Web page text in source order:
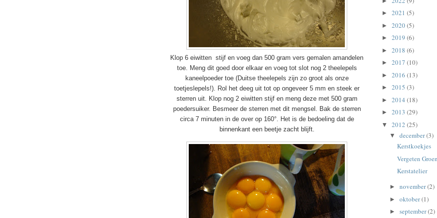
Klop 6 eiwitten stijf en voeg dan 500 gram vers gemalen amandelen
toe. Meng dit goed door elkaar en voeg tot slot nog 2 theelepels
kaneelpoeder toe (Duitse theelepels zijn zo groot als onze
toetjeslepels!). Rol het deeg uit tot op ongeveer 5 mm en steek er
sterren uit. Klop nog 2 eiwitten stijf en meng deze met 500 gram
poedersuiker. Besmeer de sterren met dit mengsel. Bak de sterren
circa 7 minuten in de over op 160°. Het is de bedoeling dat de
binnenkant een beetje zacht blijft.
► 2021 (5)
► 2020(5)
► 2019 (6)
► 2018 (6)
► 2017 (10)
► 2016 (13)
► 2015 (3)
► 2014 (18)
► 2013 (29)
▼ 2012 (25)
▼ december(3)
Kerstkoekjes
Vergeten
Kerstatelier
► november(2)
► oktober(1)
► september(2)